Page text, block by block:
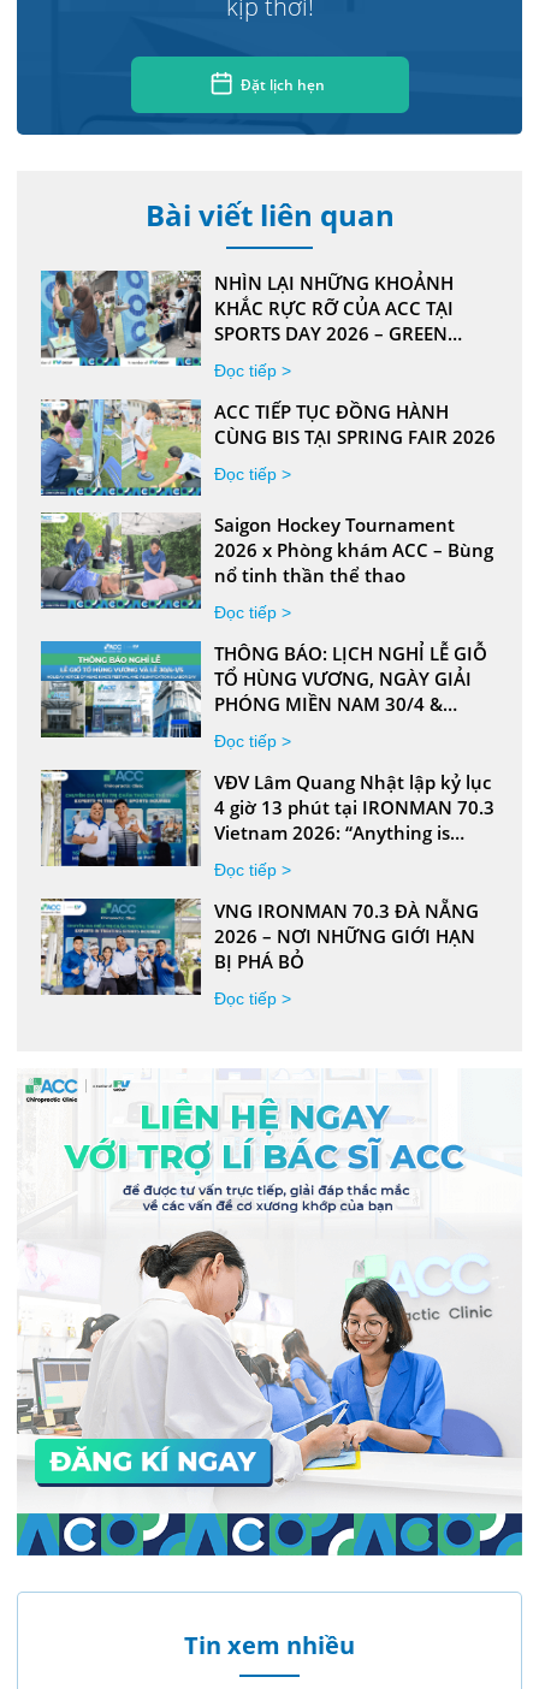
kịp thời!
Đặt lịch hẹn
Bài viết liên quan
NHÌN LẠI NHỮNG KHOẢNH
KHẮC RỰC RỠ CỦA ACC TẠI
SPORTS DAY 2026 – GREEN
SCHOOL NAM ĐÔ
Đọc tiếp >
ACC TIẾP TỤC ĐỒNG HÀNH
CÙNG BIS TẠI SPRING FAIR 2026
Đọc tiếp >
Saigon Hockey Tournament
2026 x Phòng khám ACC – Bùng
nổ tinh thần thể thao
Đọc tiếp >
THÔNG BÁO: LỊCH NGHỈ LỄ GIỖ
TỔ HÙNG VƯƠNG, NGÀY GIẢI
PHÓNG MIỀN NAM 30/4 &
QUỐC TẾ LAO ĐỘNG 1/5
Đọc tiếp >
VĐV Lâm Quang Nhật lập kỷ lục
4 giờ 13 phút tại IRONMAN 70.3
Vietnam 2026: “Anything is
Possible”
Đọc tiếp >
VNG IRONMAN 70.3 ĐÀ NẴNG
2026 – NƠI NHỮNG GIỚI HẠN
BỊ PHÁ BỎ
Đọc tiếp >
Tin xem nhiều